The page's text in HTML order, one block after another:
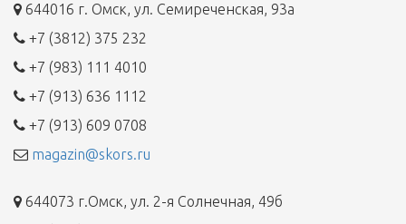
644016 г. Омск, ул. Семиреченская, 93а
+7 (3812) 375 232
+7 (983) 111 4010
+7 (913) 636 1112
+7 (913) 609 0708
magazin@skors.ru
644073 г.Омск, ул. 2-я Солнечная, 49б